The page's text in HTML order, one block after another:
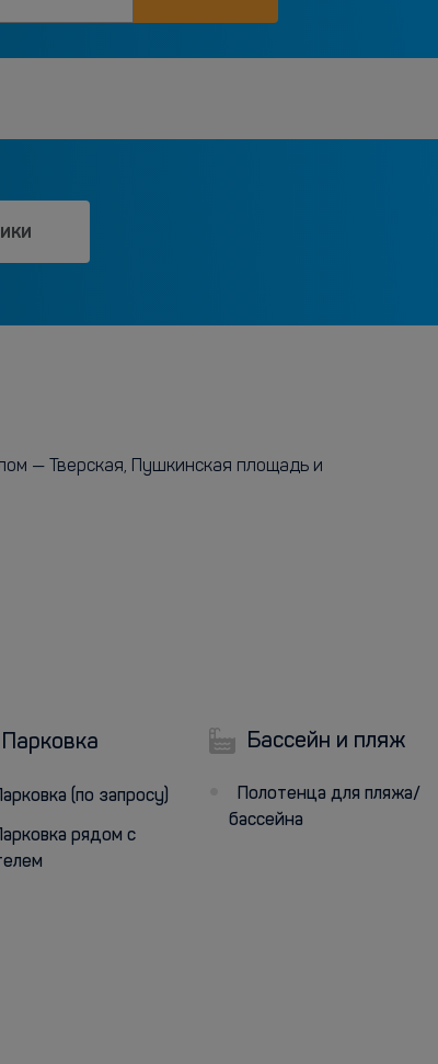
— Тверская, Пушкинская площадь и
Парковка
Парковка (по запросу)
Парковка рядом с
Бассейн и пляж
Полотенца для пляжа/
бассейна